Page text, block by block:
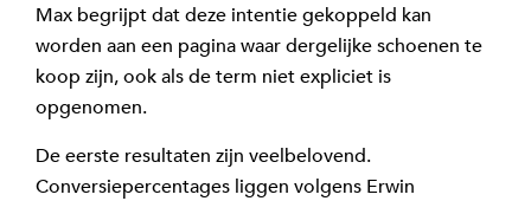
Max begrijpt dat deze intentie gekoppeld kan
worden aan een pagina waar dergelijke schoenen te
koop zijn, ook als de term niet expliciet is
opgenomen.
De eerste resultaten zijn veelbelovend.
Conversiepercentages liggen volgens Erwin